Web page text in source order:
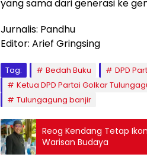
yang sama dari generasi ke
Jurnalis: Pandhu
Editor: Arief Gringsing
Tag: Bedah Buku DPD
Ketua DPD Partai Golkar
Tulungagung banjir
Reog Kendang Tetap
Warisan Budaya